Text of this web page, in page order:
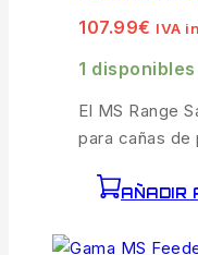
107.99€ IVA
1 disponibles
El MS Range
para cañas de
AÑADIR